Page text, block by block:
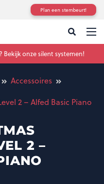
Plan een stembeurt!
onze silent systemen!
Accessoires
2 – Alfed Basic Piano
2 –